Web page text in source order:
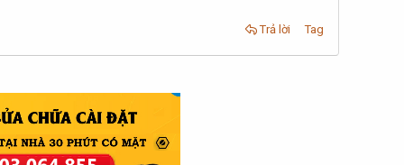
Trả lời Tag